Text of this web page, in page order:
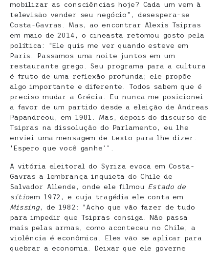
mobilizar as consciências hoje? Cada um vem à
televisão vender seu negócio”, desespera-se
Costa-Gavras. Mas, ao encontrar Alexis Tsipras
em maio de 2014, o cineasta retomou gosto pela
política: “Ele quis me ver quando esteve em
Paris. Passamos uma noite juntos em um
restaurante grego. Seu programa para a cultura
é fruto de uma reflexão profunda; ele propõe
algo importante e diferente. Todos sabem que é
preciso mudar a Grécia. Eu nunca me posicionei
a favor de um partido desde a eleição de Andreas
Papandreou, em 1981. Mas, depois do discurso de
Tsipras na dissolução do Parlamento, eu lhe
enviei uma mensagem de texto para lhe dizer:
‘Espero que você ganhe’”.
A vitória eleitoral do Syriza evoca em Costa-
Gavras a lembrança inquieta do Chile de
Salvador Allende, onde ele filmou
Estado de
sítioem 1972, e cuja tragédia ele conta em
Missing, de 1982: “Acho que vão fazer de tudo
para impedir que Tsipras consiga. Não passa
mais pelas armas, como aconteceu no Chile; a
violência é econômica. Eles vão se aplicar para
quebrar a economia. Deixar que ele governe